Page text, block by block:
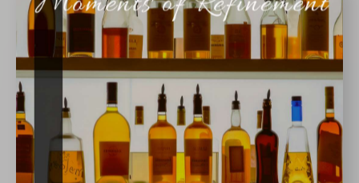
映画モチーフの美味しいカ
クテルを堪能する方法
映画モチーフのカクテルが楽しめるオーセンティ
ックバーの魅力
オーセンティックバーの最大の魅力は、静かで落ち着い
た空間の中で、映画をモチーフにしたオリジナルカクテ